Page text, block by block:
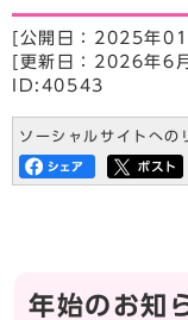
[公開日：2025年
[更新日：2026年6
ID:40543
ソーシャルサイトへの
年始のお知